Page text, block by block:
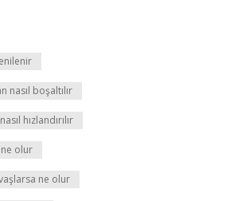
nasıl boşaltılır
hızlandırılır
olur
ne olur